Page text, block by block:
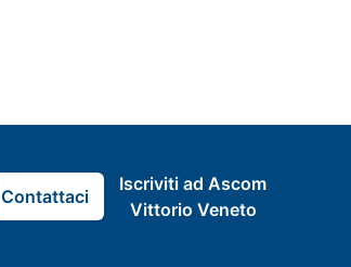
Contattaci
Iscriviti ad Ascom
Vittorio Veneto